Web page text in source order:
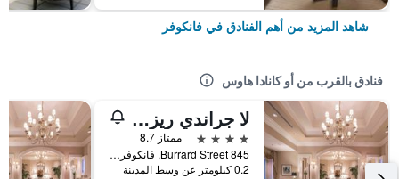
شاهد المزيد من أهم الفنادق في فانكوفر
فنادق بالقرب من أو كانادا هاوس
لا جراندي ريزيدانس فانكوفر آت ذا سوتون
4 نجوم
ممتاز 8.7
845 Burrard Street, فانكوفر, BC, كندا
0.2 كيلومتر عن وسط المدينة